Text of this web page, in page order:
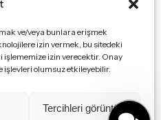
ve/veya bunlara erişmek
izin vermek, bu sitedeki
işlememize izin verecektir. Onay
işlevleri olumsuz etkileyebilir.
Tercihleri görüntüle
TERZADIMENSIONE MODEL A FREESTANDING BASIN
naturale
cm